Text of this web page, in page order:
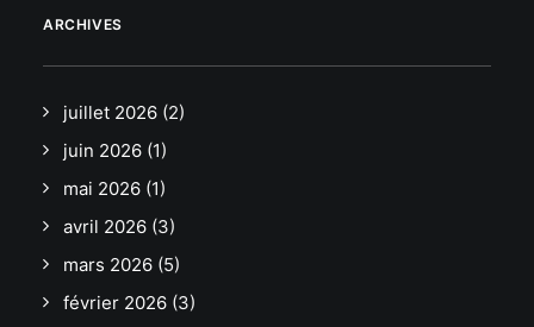
ARCHIVES
juillet 2026 (2)
juin 2026 (1)
mai 2026 (1)
avril 2026 (3)
mars 2026 (5)
février 2026 (3)